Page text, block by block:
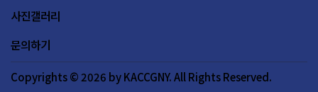
사진갤러리
문의하기
Copyrights © 2026 by KACCGNY. All Rights Reserved.